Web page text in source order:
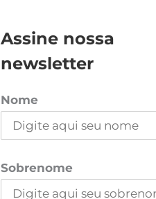
Assine nossa
newsletter
Nome
Sobrenome